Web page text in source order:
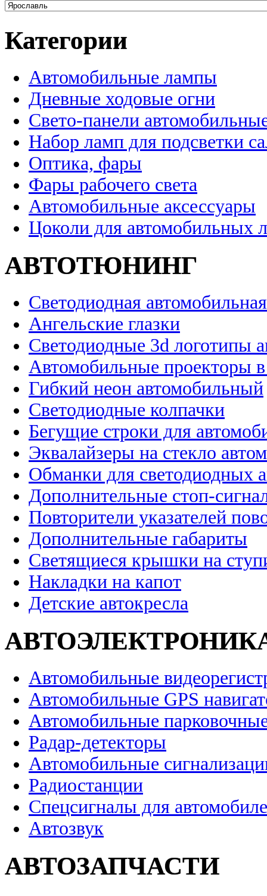
Категории
Автомобильные лампы
Дневные ходовые огни
Свето-панели
Набор ламп для подсветки
Оптика, фары
Фары рабочего света
Автомобильные аксессуары
Цоколи для автомобильных
АВТОТЮНИНГ
Светодиодная
Ангельские глазки
Светодиодные 3d логотипы
Автомобильные проекторы
Гибкий неон автомобильный
Светодиодные колпачки
Бегущие строки для
Эквалайзеры на стекло
Обманки для светодиодных
Дополнительные стоп-
Повторители указателей
Дополнительные габариты
Светящиеся крышки на
Накладки на капот
Детские автокресла
Автомобильные
Автомобильные GPS
Автомобильные
Радар-детекторы
Автомобильные
Радиостанции
Спецсигналы для
Автозвук
АВТОЗАПЧАСТИ